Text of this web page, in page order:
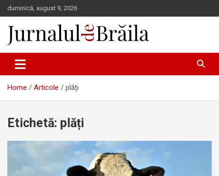
Skip
to
content
duminică, august 9, 2026
Jurnalul de Brăila
Home Articole plăți
Etichetă: plăți